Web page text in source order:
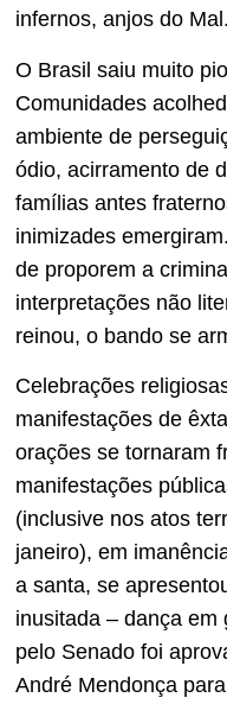
infernos, anjos do Mal.
O Brasil saiu muito
Comunidades
ambiente de
ódio, acirramento de
famílias antes
inimizades
de proporem a
interpretações não
reinou, o bando se
Celebrações
manifestações de
orações se tornaram
manifestações
(inclusive nos atos
janeiro), em
a santa, se
inusitada – dança em
pelo Senado foi
André Mendonça